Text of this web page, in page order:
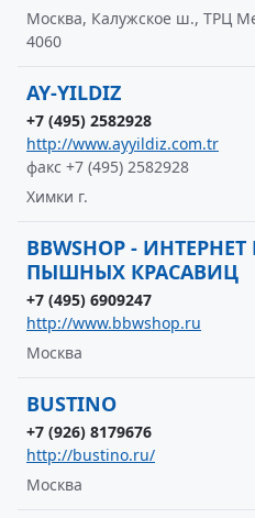
Москва, Калужское ш., ТРЦ
4060
AY-YILDIZ
+7 (495) 2582928
http://www.ayyildiz.com.tr
факс +7 (495) 2582928
Химки г.
BBWSHOP -
ПЫШНЫХ КРАСАВИЦ
+7 (495) 6909247
http://www.bbwshop.ru
Москва
BUSTINO
+7 (926) 8179676
http://bustino.ru/
Москва